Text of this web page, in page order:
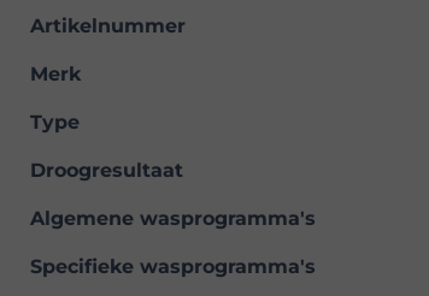
Artikelnummer
Merk
Type
Droogresultaat
Algemene wasprogramma's
Specifieke wasprogramma's